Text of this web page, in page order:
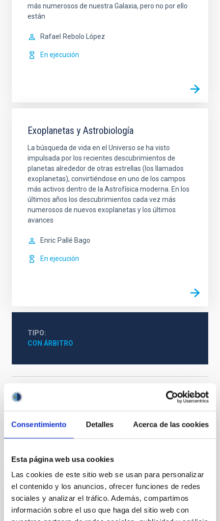
Consentimiento Detalles Acerca de las cookies
Esta página web usa cookies
Las cookies de este sitio web se usan para personalizar
el contenido y los anuncios, ofrecer funciones de redes
sociales y analizar el tráfico. Además, compartimos
información sobre el uso que haga del sitio web con
más numerosos de nuestra Galaxia, pero no por ello
están
Rafael Rebolo López
En ejecución
Exoplanetas y Astrobiología
La búsqueda de vida en el Universo se ha visto
impulsada por los recientes descubrimientos de
planetas alrededor de otras estrellas (los llamados
exoplanetas), convirtiéndose en uno de los campos
más activos dentro de la Astrofísica moderna. En los
últimos años los descubrimientos cada vez más
numerosos de nuevos exoplanetas y los últimos
avances
Enric Pallé Bago
En ejecución
TIPO
CON ÁRBITRO
Física estelar e interestelar (FEEI)
Métodos
Técnicas
Te puede interesar
CON ÁRBITRO
Magnetic Field Alignment with Dense